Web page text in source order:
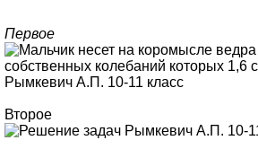
Первое
Второе